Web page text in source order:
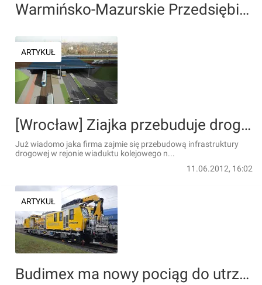
Warmińsko-Mazurskie Przedsiębiorstwo Drogowe
ARTYKUŁ
[Wrocław] Ziajka przebuduje drogę pod wiaduktem nad ulicą Starogroblową
Już wiadomo jaka firma zajmie się przebudową infrastruktury
drogowej w rejonie wiaduktu kolejowego n...
11.06.2012, 16:02
ARTYKUŁ
Budimex ma nowy pociąg do utrzymania i modernizacji ‎sieci trakcyjnej